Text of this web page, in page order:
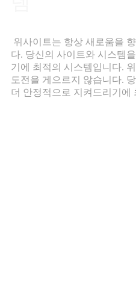
위사이트는 항상 새로움을
다. 당신의 사이트와 시스템
기에 최적의 시스템입니다.
도전을 게으르지 않습니다.
더 안정적으로 지켜드리기에